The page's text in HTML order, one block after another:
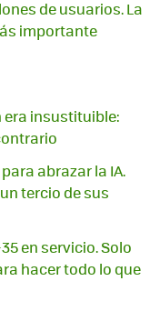
de usuarios. La
importante
era insustituible:
abrazar la IA.
tercio de sus
en servicio. Solo
hacer todo lo que